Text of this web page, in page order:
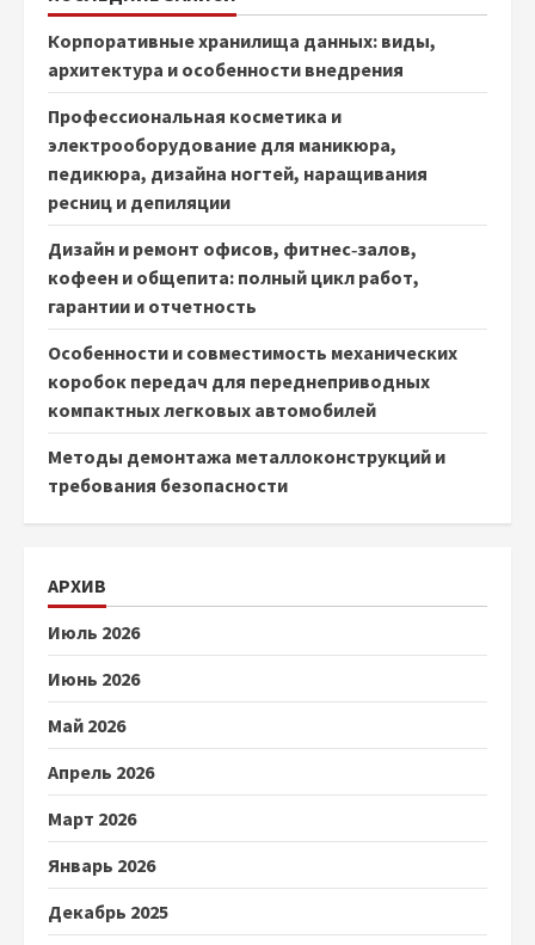
Корпоративные хранилища данных: виды,
архитектура и особенности внедрения
Профессиональная косметика и
электрооборудование для маникюра,
педикюра, дизайна ногтей, наращивания
ресниц и депиляции
Дизайн и ремонт офисов, фитнес‑залов,
кофеен и общепита: полный цикл работ,
гарантии и отчетность
Особенности и совместимость механических
коробок передач для переднеприводных
компактных легковых автомобилей
Методы демонтажа металлоконструкций и
требования безопасности
АРХИВ
Июль 2026
Июнь 2026
Май 2026
Апрель 2026
Март 2026
Январь 2026
Декабрь 2025